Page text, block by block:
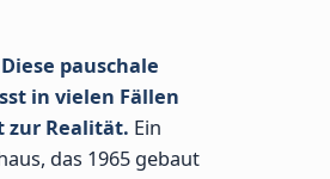
Diese pauschale
in vielen Fällen
zur Realität. Ein
das 1965 gebaut